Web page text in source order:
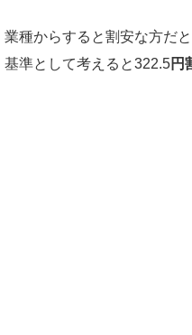
業種からすると割安な方だ
基準として考えると322.5円